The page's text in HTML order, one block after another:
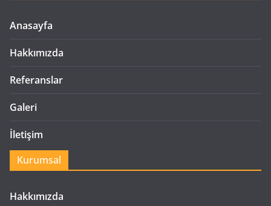
Anasayfa
Hakkımızda
Referanslar
Galeri
İletişim
Kurumsal
Hakkımızda